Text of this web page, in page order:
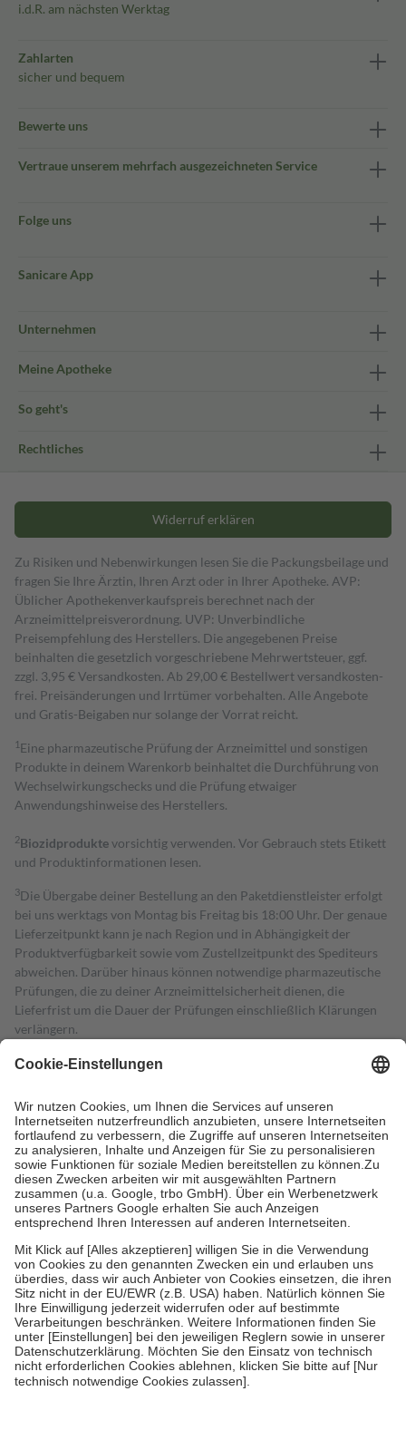
i.d.R. am nächsten Werktag
Zahlarten
sicher und bequem
Bewerte uns
Vertraue unserem mehrfach ausgezeichneten Service
Folge uns
Sanicare App
Unternehmen
Meine Apotheke
So geht's
Rechtliches
Widerruf erklären
Zu Risiken und Nebenwirkungen lesen Sie die Packungsbeilage und
fragen Sie Ihre Ärztin, Ihren Arzt oder in Ihrer Apotheke. AVP:
Üblicher Apothekenverkaufspreis berechnet nach der
Arzneimittelpreisverordnung. UVP: Unverbindliche
Preisempfehlung des Herstellers. Die angegebenen Preise
beinhalten die gesetzlich vorgeschriebene Mehrwertsteuer, ggf.
zzgl. 3,95 € Versandkosten. Ab 29,00 € Bestell­wert versand­kosten­
frei. Preisänderungen und Irrtümer vorbehalten. Alle Angebote
und Gratis-Beigaben nur solange der Vorrat reicht.
1 Eine pharmazeutische Prüfung der Arzneimittel und sonstigen
Produkte in deinem Warenkorb beinhaltet die Durchführung von
Wechselwirkungschecks und die Prüfung etwaiger
Anwendungshinweise des Herstellers.
2Biozidproduktevorsichtig verwenden. Vor Gebrauch stets Etikett
und Produktinformationen lesen.
3Die Übergabe deiner Bestellung an den Paketdienstleister erfolgt
bei uns werktags von Montag bis Freitag bis 18:00 Uhr. Der genaue
Lieferzeitpunkt kann je nach Region und in Abhängigkeit der
Produktverfügbarkeit sowie vom Zustellzeitpunkt des Spediteurs
abweichen. Darüber hinaus können notwendige pharmazeutische
Prüfungen, die zu deiner Arzneimittelsicherheit dienen, die
Lieferfrist um die Dauer der Prüfungen einschließlich Klärungen
verlängern.
4Für verschreibungspflichtige Medikamente stellt der Arzt ein
gesetzliche Krankenversicherung übernimmt in der Regel die
Kosten dafür, der Versicherte trägt einen Teil davon als Zuzahlung
mit.
Grundsätzlich leisten Mitglieder Zuzahlungen in Höhe von zehn
Prozent des Abgabepreises,mindestensjedochfünf Euro
höchstens zehn Euro.Es sind jedoch nie mehr als die tatsächlichen
Kosten der Leistung zu entrichten.
Diese Regeln gelten grundsätzlich auch für Online-Apotheken.
Bei Heilmitteln und häuslicher Krankenpflege beträgt die
Zuzahlung zehn Prozent der Kosten sowie zehn Euro je
Verordnung.
Um das Engagement der Versicherten für ihre eigene Gesundheit zu
stärken und die besondere Stellung der Familie zu unterstützen,
fallenkeine Zuzahlungenan bei:
• Kindern und Jugendlichen bis zum vollendeten 18. Lebensjahr
mit Ausnahme der Fahrkosten